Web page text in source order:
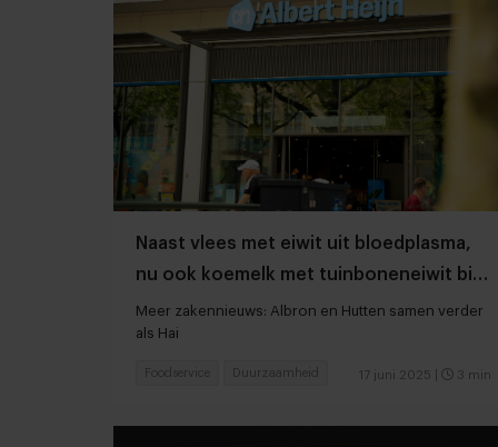
Naast vlees met eiwit uit bloedplasma,
nu ook koemelk met tuinboneneiwit bij
Albert Heijn
Meer zakennieuws: Albron en Hutten samen verder
als Hai
17 juni 2025 3 min
Foodservice Duurzaamheid